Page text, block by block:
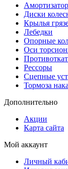
Диски
Крылья
Лебедки
Опорные
Оси
Рессоры
Сцепные
Тормоза
Дополнительно
Акции
Карта сайта
Мой аккаунт
Личный